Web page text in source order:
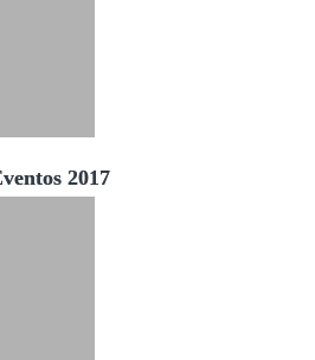
2017